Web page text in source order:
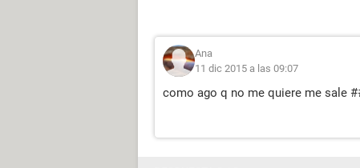
Ana
11 dic 2015 a las 09:07
como ago q no me quiere me sale